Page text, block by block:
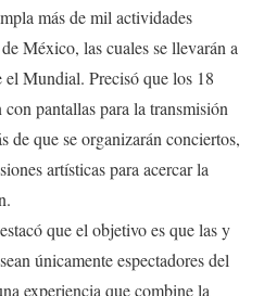
más de mil actividades
México, las cuales se llevarán a
el Mundial. Precisó que los 18
pantallas para la transmisión
de que se organizarán conciertos,
artísticas para acercar la
que el objetivo es que las y
únicamente espectadores del
experiencia que combine la